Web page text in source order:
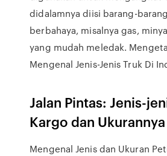
didalamnya diisi barang-
berbahaya, misalnya gas,
yang mudah meledak.
Mengenal Jenis-Jenis Truk Di
Jalan Pintas: Jenis-
Kargo dan Ukurannya
Mengenal Jenis dan Ukuran